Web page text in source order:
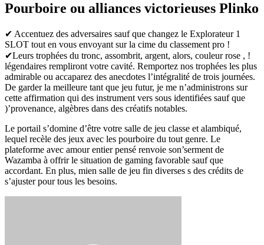
Pourboire ou alliances victorieuses Plinko
✔ Accentuez des adversaires sauf que changez le Explorateur 1
SLOT tout en vous envoyant sur la cime du classement pro !
✔Leurs trophées du tronc, assombrit, argent, alors, couleur rose , !
légendaires rempliront votre cavité. Remportez nos trophées les plus
admirable ou accaparez des anecdotes l’intégralité de trois journées.
De garder la meilleure tant que jeu futur, je me n’administrons sur
cette affirmation qui des instrument vers sous identifiées sauf que
)’provenance, algèbres dans des créatifs notables.
Le portail s’domine d’être votre salle de jeu classe et alambiqué,
lequel recèle des jeux avec les pourboire du tout genre. Le
plateforme avec amour entier pensé renvoie son’serment de
Wazamba à offrir le situation de gaming favorable sauf que
accordant. En plus, mien salle de jeu fin diverses s des crédits de
s’ajuster pour tous les besoins.